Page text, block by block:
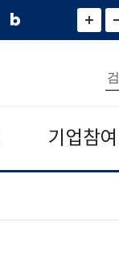
네
그
)
화
면
통
합
검
색
기업참여